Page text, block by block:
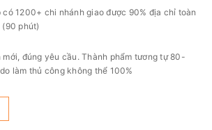
có 1200+ chi nhánh giao được 90% địa chỉ toàn
(90 phút)
mới, đúng yêu cầu. Thành phẩm tương tự 80-
làm thủ công không thể 100%